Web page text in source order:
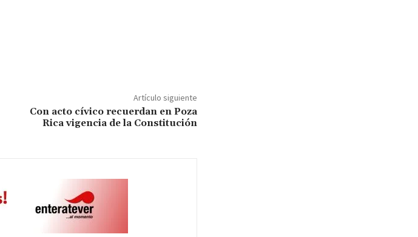
Artículo siguiente
Con acto cívico recuerdan en Poza
Rica vigencia de la Constitución